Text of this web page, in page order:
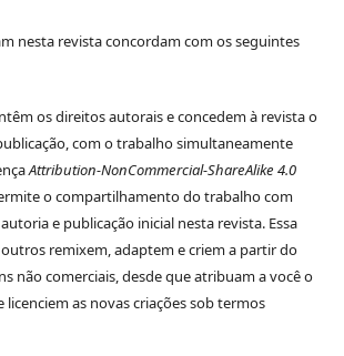
nesta revista concordam com os seguintes
os direitos autorais e concedem à revista o
com o trabalho simultaneamente
Attribution-NonCommercial-ShareAlike 4.0
o compartilhamento do trabalho com
e publicação inicial nesta revista. Essa
remixem, adaptem e criem a partir do
não comerciais, desde que atribuam a você o
as novas criações sob termos